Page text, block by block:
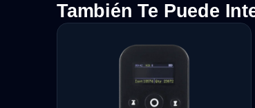
También Te Puede